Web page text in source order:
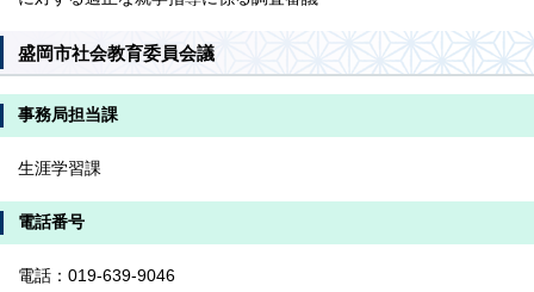
盛岡市社会教育委員会議
事務局担当課
生涯学習課
電話番号
電話：019-639-9046